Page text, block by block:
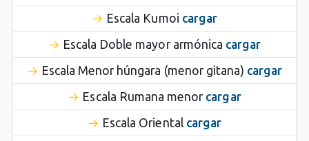
Escala Kumoi cargar
Escala Doble mayor armónica cargar
Escala Menor húngara (menor gitana) cargar
Escala Rumana menor cargar
Escala Oriental cargar